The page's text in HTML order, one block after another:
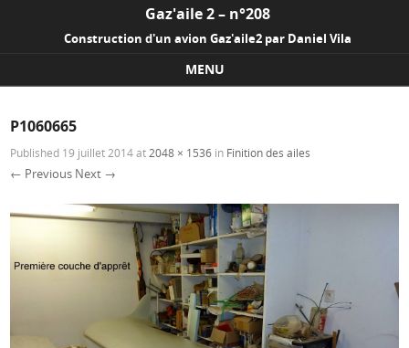
Gaz'aile 2 – n°208
Construction d'un avion Gaz'aile2 par Daniel Vila
MENU
P1060665
Published 19 juillet 2014at 2048 × 1536 in Finition des ailes
← Previous Next →